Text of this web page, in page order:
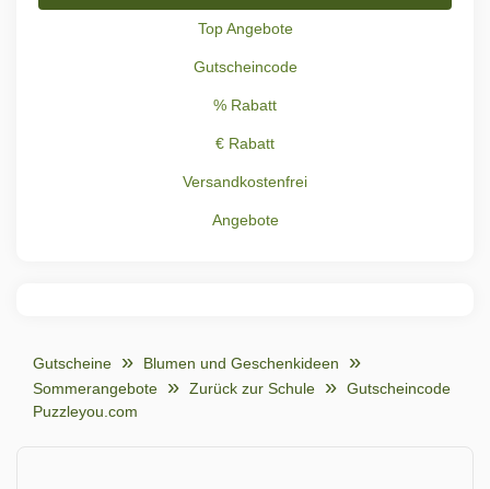
Top Angebote
Gutscheincode
% Rabatt
€ Rabatt
Versandkostenfrei
Angebote
Gutscheine
Blumen und Geschenkideen
Sommerangebote
Zurück zur Schule
Gutscheincode
Puzzleyou.com